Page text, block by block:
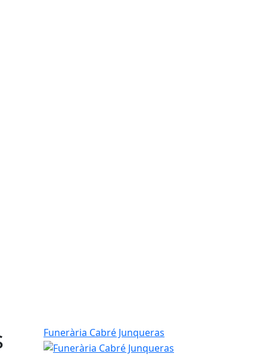
Funerària Cabré Junqueras